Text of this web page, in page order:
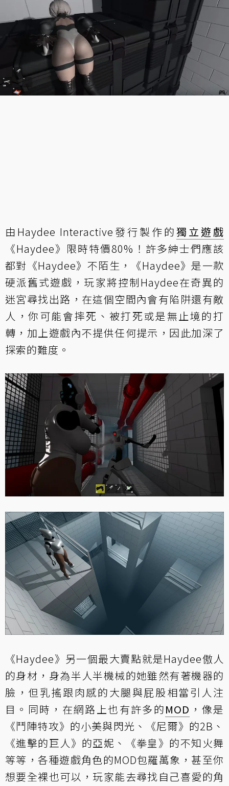
由Haydee Interactive發行製作的 獨立遊戲
《Haydee》限時特價80%！許多紳士們應該
都對《Haydee》不陌生，《Haydee》是一款
硬派舊式遊戲，玩家將控制Haydee在奇異的
迷宮尋找出路，在這個空間內會有陷阱還有敵
人，你可能會摔死、被打死或是無止境的打
轉，加上遊戲內不提供任何提示，因此加深了
探索的難度。
《Haydee》另一個最大賣點就是Haydee傲人
的身材，身為半人半機械的她雖然有著機器的
臉，但乳搖跟肉感的大腿與屁股相當引人注
目。同時，在網路上也有許多的MOD ，像是
《鬥陣特攻》的小美與閃光、《尼爾》的2B、
《進擊的巨人》的亞妮、《拳皇》的不知火舞
等等，各種遊戲角色的MOD包羅萬象，甚至你
想要全裸也可以，玩家能去尋找自己喜愛的角